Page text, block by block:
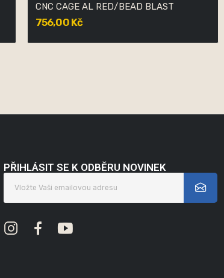
CNC CAGE AL RED/BEAD BLAST
756,00 Kč
PŘIHLÁSIT SE K ODBĚRU NOVINEK